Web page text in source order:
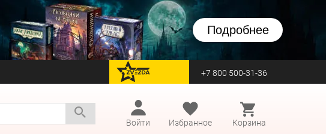
Подробнее
перейти на Zvezda +7 800 500-31-36
Войти
Избранное Корзина